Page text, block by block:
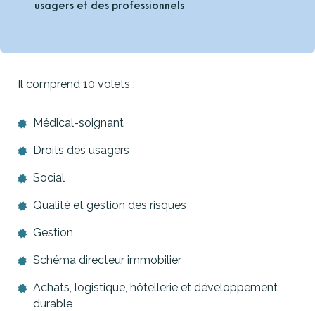
usagers et des professionnels
Il comprend 10 volets :
Médical-soignant
Droits des usagers
Social
Qualité et gestion des risques
Gestion
Schéma directeur immobilier
Achats, logistique, hôtellerie et développement
durable